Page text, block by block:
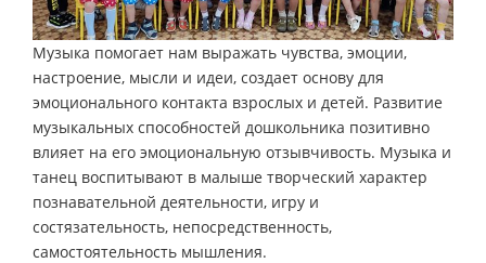
Музыка помогает нам выражать чувства, эмоции,
настроение, мысли и идеи, создает основу для
эмоционального контакта взрослых и детей. Развитие
музыкальных способностей дошкольника позитивно
влияет на его эмоциональную отзывчивость. Музыка и
танец воспитывают в малыше творческий характер
познавательной деятельности, игру и
состязательность, непосредственность,
самостоятельность мышления.